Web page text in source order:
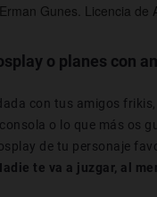
Gunes. Licencia de
o planes con
con tus amigos frikis,
consola o lo que más os
de tu personaje
te va a juzgar, a l